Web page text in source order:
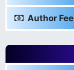
Author Fee